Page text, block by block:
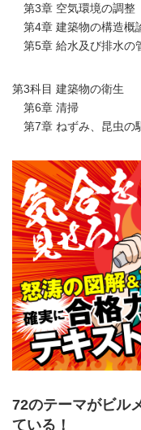
第3章 空気環境の調整
第4章 建築物の構造概
第5章 給水及び排水の
第3科目 建築物の衛生
第6章 清掃
第7章 ねずみ、昆虫の
72のテーマがビル
ている！